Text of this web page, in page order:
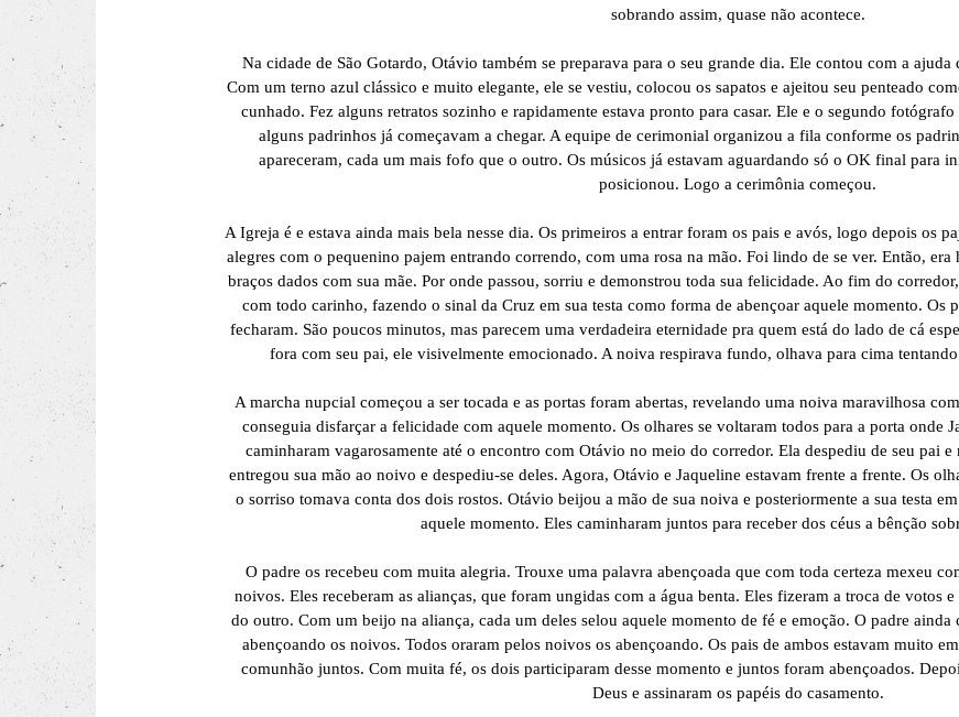
sobrando assim, quase não acontece.
Na cidade de São Gotardo, Otávio também se preparava para o seu grande dia. Ele contou com a ajuda
Com um terno azul clássico e muito elegante, ele se vestiu, colocou os sapatos e ajeitou seu penteado
cunhado. Fez alguns retratos sozinho e rapidamente estava pronto para casar. Ele e o segundo
alguns padrinhos já começavam a chegar. A equipe de cerimonial organizou a fila conforme os
apareceram, cada um mais fofo que o outro. Os músicos já estavam aguardando só o OK final para
posicionou. Logo a cerimônia começou.
A Igreja é e estava ainda mais bela nesse dia. Os primeiros a entrar foram os pais e avós, logo depois os
alegres com o pequenino pajem entrando correndo, com uma rosa na mão. Foi lindo de se ver. Então,
braços dados com sua mãe. Por onde passou, sorriu e demonstrou toda sua felicidade. Ao fim do
com todo carinho, fazendo o sinal da Cruz em sua testa como forma de abençoar aquele momento. Os
fecharam. São poucos minutos, mas parecem uma verdadeira eternidade pra quem está do lado de cá
fora com seu pai, ele visivelmente emocionado. A noiva respirava fundo, olhava para cima
A marcha nupcial começou a ser tocada e as portas foram abertas, revelando uma noiva maravilhosa
conseguia disfarçar a felicidade com aquele momento. Os olhares se voltaram todos para a porta onde
caminharam vagarosamente até o encontro com Otávio no meio do corredor. Ela despediu de seu pai
entregou sua mão ao noivo e despediu-se deles. Agora, Otávio e Jaqueline estavam frente a frente. Os
o sorriso tomava conta dos dois rostos. Otávio beijou a mão de sua noiva e posteriormente a sua testa
aquele momento. Eles caminharam juntos para receber dos céus a bênção
O padre os recebeu com muita alegria. Trouxe uma palavra abençoada que com toda certeza mexeu
noivos. Eles receberam as alianças, que foram ungidas com a água benta. Eles fizeram a troca de votos
do outro. Com um beijo na aliança, cada um deles selou aquele momento de fé e emoção. O padre ainda
abençoando os noivos. Todos oraram pelos noivos os abençoando. Os pais de ambos estavam muito
comunhão juntos. Com muita fé, os dois participaram desse momento e juntos foram abençoados.
Deus e assinaram os papéis do casamento.